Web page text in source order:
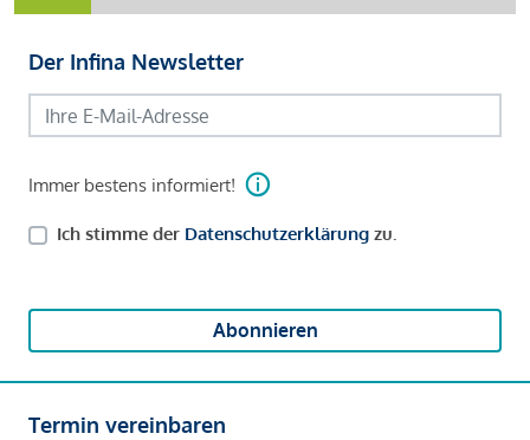
Der Infina Newsletter
Immer bestens informiert!
Ich stimme der Datenschutzerklärung zu.
Abonnieren
Termin vereinbaren